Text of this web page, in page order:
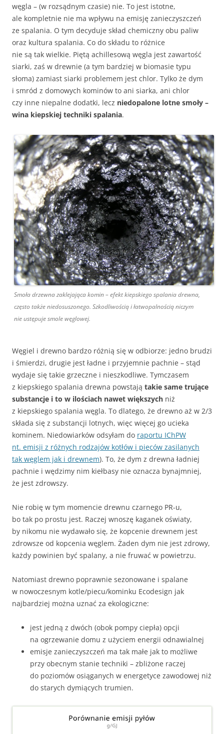
węgla – (w rozsądnym czasie) nie. To jest istotne,
ale kompletnie nie ma wpływu na emisję zanieczyszczeń
ze spalania. O tym decyduje skład chemiczny obu paliw
oraz kultura spalania. Co do składu to różnice
nie są tak wielkie. Piętą achillesową węgla jest zawartość
siarki, zaś w drewnie (a tym bardziej w biomasie typu
słoma) zamiast siarki problemem jest chlor. Tylko że dym
i smród z domowych kominów to ani siarka, ani chlor
czy inne niepalne dodatki, lecz niedopalone lotne smoły –
wina kiepskiej techniki spalania.
Smoła drzewna zaklejająca komin – efekt kiepskiego spalania drewna,
często także niedosuszonego. Szkodliwością i łatwopalnością niczym
nie ustępuje smole węglowej.
Węgiel i drewno bardzo różnią się w odbiorze: jedno brudzi
i śmierdzi, drugie jest ładne i przyjemnie pachnie – stąd
wydaje się takie grzeczne i nieszkodliwe. Tymczasem
z kiepskiego spalania drewna powstają takie same trujące
substancje i to w ilościach nawet większych niż
z kiepskiego spalania węgla. To dlatego, że drewno aż w 2/3
składa się z substancji lotnych, więc więcej go ucieka
kominem. Niedowiarków odsyłam do raportu IChPW
nt. emisji z różnych rodzajów kotłów i pieców zasilanych
tak węglem jak i drewnem). To, że dym z drewna ładniej
pachnie i wędzimy nim kiełbasy nie oznacza bynajmniej,
że jest zdrowszy.
Nie robię w tym momencie drewnu czarnego PR-u,
bo tak po prostu jest. Raczej wnoszę kaganek oświaty,
by nikomu nie wydawało się, że kopcenie drewnem jest
zdrowsze od kopcenia węglem. Żaden dym nie jest zdrowy,
każdy powinien być spalany, a nie fruwać w powietrzu.
Natomiast drewno poprawnie sezonowane i spalane
w nowoczesnym kotle/piecu/kominku Ecodesign jak
najbardziej można uznać za ekologiczne:
jest jedną z dwóch (obok pompy ciepła) opcji
na ogrzewanie domu z użyciem energii odnawialnej
emisje zanieczyszczeń ma tak małe jak to możliwe
przy obecnym stanie techniki – zbliżone raczej
do poziomów osiąganych w energetyce zawodowej niż
do starych dymiących trumien.